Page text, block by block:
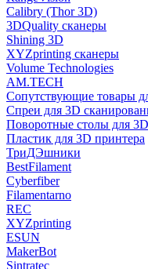
Calibry (Thor 3D)
3DQuality сканеры
Shining 3D
XYZprinting сканеры
Volume Technologies
AM.TECH
Сопутствующие товары
Спреи для 3D
Поворотные столы для
Пластик для 3D принтера
ТриДЭшники
BestFilament
Cyberfiber
Filamentarno
REC
XYZprinting
ESUN
MakerBot
Sintratec